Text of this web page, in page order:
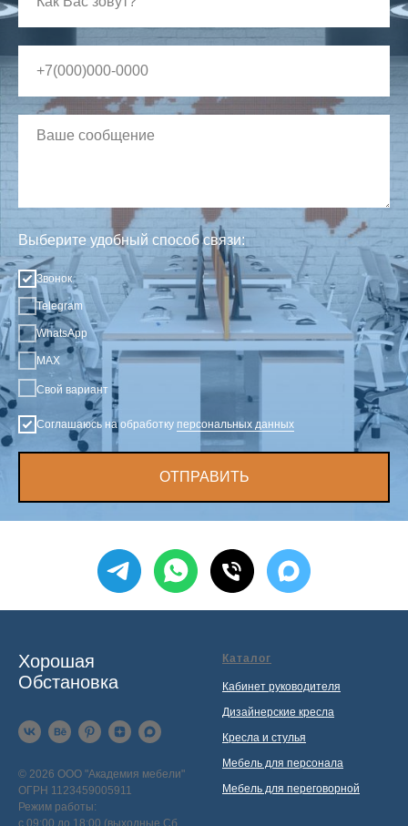
Выберите удобный способ связи:
Звонок
Telegram
WhatsApp
MAX
Свой вариант
Соглашаюсь на обработку персональных данных
ОТПРАВИТЬ
Хорошая
Обстановка
© 2026 ООО "Академия мебели"
ОГРН 1123459005911
Режим работы:
Каталог
Кабинет руководителя
Дизайнерские кресла
Кресла и стулья
Мебель для персонала
Мебель для переговорной